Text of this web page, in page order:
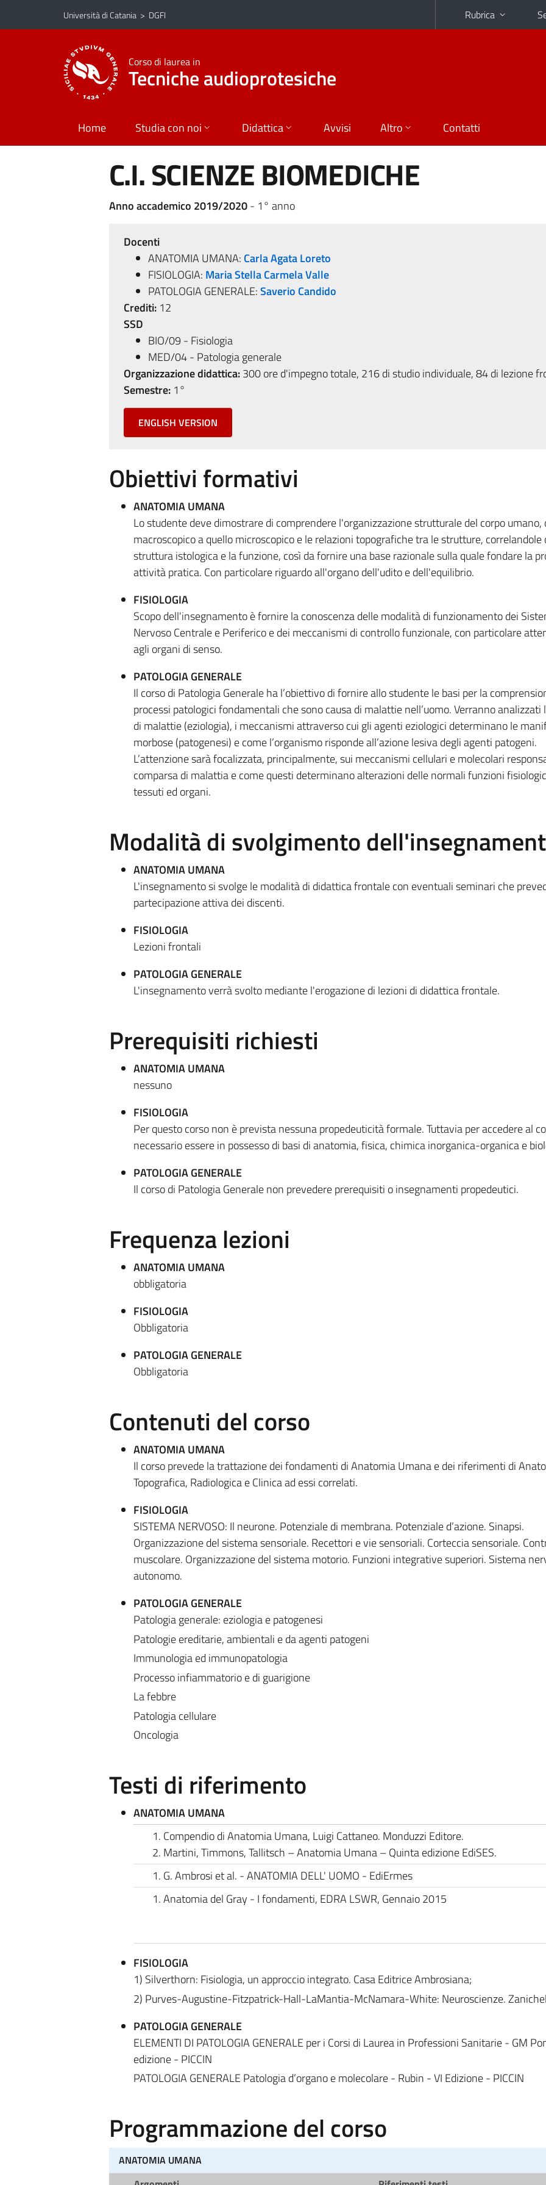
Vai al contenuto principale
Vai al menu di navigazione
Università di Catania > DGFI Rubrica
Corso di laurea in
Tecniche audioprotesiche
Home Studia con noi Didattica Avvisi Altro Contatti
C.I. SCIENZE BIOMEDICHE
Anno accademico 2019/2020- 1° anno
Docenti
ANATOMIA UMANA: Carla Agata Loreto
FISIOLOGIA: Maria Stella Carmela Valle
PATOLOGIA GENERALE:Saverio Candido
Crediti:12
SSD
BIO/09 - Fisiologia
MED/04 - Patologia generale
Organizzazione didattica:300 ore d'impegno totale, 216 di studio individuale, 84 di lezione
Semestre:1°
ENGLISH VERSION
Obiettivi formativi
ANATOMIA UMANA
Lo studente deve dimostrare di comprendere l'organizzazione strutturale del corpo umano,
macroscopico a quello microscopico e le relazioni topografiche tra le strutture, correlandole
struttura istologica e la funzione, così da fornire una base razionale sulla quale fondare la
attività pratica. Con particolare riguardo all'organo dell'udito e dell'equilibrio.
FISIOLOGIA
Scopo dell'insegnamento è fornire la conoscenza delle modalità di funzionamento dei
Nervoso Centrale e Periferico e dei meccanismi di controllo funzionale, con particolare
agli organi di senso.
PATOLOGIA GENERALE
Il corso di Patologia Generale ha l’obiettivo di fornire allo studente le basi per la
processi patologici fondamentali che sono causa di malattie nell’uomo. Verranno analizzati
di malattie (eziologia), i meccanismi attraverso cui gli agenti eziologici determinano le
morbose (patogenesi) e come l’organismo risponde all’azione lesiva degli agenti patogeni.
L’attenzione sarà focalizzata, principalmente, sui meccanismi cellulari e molecolari
comparsa di malattia e come questi determinano alterazioni delle normali funzioni
tessuti ed organi.
Modalità di svolgimento
ANATOMIA UMANA
L'insegnamento si svolge le modalità di didattica frontale con eventuali seminari che
partecipazione attiva dei discenti.
FISIOLOGIA
Lezioni frontali
PATOLOGIA GENERALE
L'insegnamento verrà svolto mediante l'erogazione di lezioni di didattica frontale.
Prerequisiti richiesti
ANATOMIA UMANA
nessuno
FISIOLOGIA
Per questo corso non è prevista nessuna propedeuticità formale. Tuttavia per accedere al
necessario essere in possesso di basi di anatomia, fisica, chimica inorganica-organica e
PATOLOGIA GENERALE
Il corso di Patologia Generale non prevedere prerequisiti o insegnamenti propedeutici.
Frequenza lezioni
ANATOMIA UMANA
obbligatoria
FISIOLOGIA
Obbligatoria
PATOLOGIA GENERALE
Obbligatoria
Contenuti del corso
ANATOMIA UMANA
Il corso prevede la trattazione dei fondamenti di Anatomia Umana e dei riferimenti di
Topografica, Radiologica e Clinica ad essi correlati.
FISIOLOGIA
SISTEMA NERVOSO: Il neurone. Potenziale di membrana. Potenziale d’azione. Sinapsi.
Organizzazione del sistema sensoriale. Recettori e vie sensoriali. Corteccia sensoriale.
muscolare. Organizzazione del sistema motorio. Funzioni integrative superiori. Sistema
autonomo.
PATOLOGIA GENERALE
Patologia generale: eziologia e patogenesi
Patologie ereditarie, ambientali e da agenti patogeni
Immunologia ed immunopatologia
Processo infiammatorio e di guarigione
La febbre
Patologia cellulare
Oncologia
Testi di riferimento
ANATOMIA UMANA
Compendio di Anatomia Umana, Luigi Cattaneo. Monduzzi Editore.
Martini, Timmons, Tallitsch – Anatomia Umana – Quinta edizione EdiSES.
G. Ambrosi et al. - ANATOMIA DELL' UOMO - EdiErmes
Anatomia del Gray - I fondamenti, EDRA LSWR, Gennaio 2015
FISIOLOGIA
1) Silverthorn: Fisiologia, un approccio integrato. Casa Editrice Ambrosiana;
2) Purves-Augustine-Fitzpatrick-Hall-LaMantia-McNamara-White: Neuroscienze.
PATOLOGIA GENERALE
ELEMENTI DI PATOLOGIA GENERALE per i Corsi di Laurea in Professioni Sanitarie - GM
edizione - PICCIN
PATOLOGIA GENERALE Patologia d’organo e molecolare - Rubin - VI Edizione - PICCIN
Programmazione del corso
ANATOMIA UMANA